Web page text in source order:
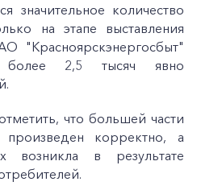
значительное количество
на этапе выставления
"Красноярскэнергосбыт"
более 2,5 тысяч явно
что большей части
произведен корректно, а
возникла в результате